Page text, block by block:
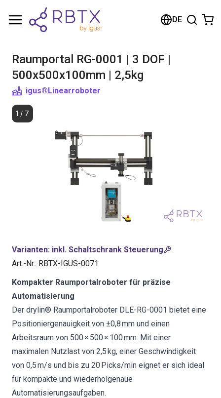
DE
Raumportal RG-0001 | 3 DOF |
500x500x100mm | 2,5kg
igus®Linearroboter
1 / 7
Varianten: inkl. Schaltschrank Steuerung
Art.-Nr.: RBTX-IGUS-0071
Kompakter Raumportalroboter für präzise
Automatisierung
Der drylin® Raumportalroboter DLE-RG-0001 bietet eine
Positioniergenauigkeit von ±0,8 mm und einen
Arbeitsraum von 500 × 500 × 100 mm. Mit einer
maximalen Nutzlast von 2,5 kg, einer Geschwindigkeit
von 0,5 m/s und bis zu 20 Picks/min eignet er sich ideal
für kompakte und wiederholgenaue
Automatisierungsaufgaben.
Warenkorb
Im Shop stöbern